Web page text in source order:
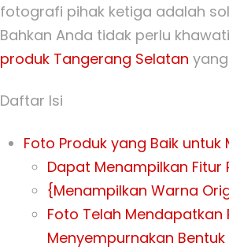
fotografi pihak ketiga adalah
Bahkan Anda tidak perlu
produk Tangerang Selatan
Daftar Isi
Foto Produk yang Baik
Dapat Menampilkan
{Menampilkan Warna
Foto Telah Mendapatkan
Menyempurnakan Bentuk